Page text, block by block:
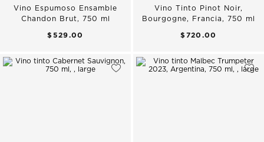
Vino Espumoso Ensamble
Chandon Brut, 750 ml
$529.00
Vino Tinto Pinot Noir,
Bourgogne, Francia, 750 ml
$720.00